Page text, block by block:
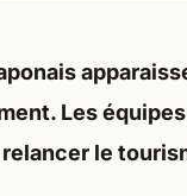
Les
le